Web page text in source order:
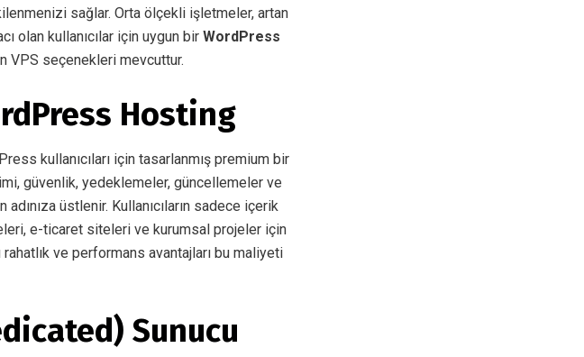
sağlar. Orta ölçekli işletmeler, artan
olan kullanıcılar için uygun bir WordPress
VPS seçenekleri mevcuttur.
Hosting
kullanıcıları için tasarlanmış premium bir
güvenlik, yedeklemeler, güncellemeler ve
üstlenir. Kullanıcıların sadece içerik
e-ticaret siteleri ve kurumsal projeler için
ve performans avantajları bu maliyeti
Sunucu